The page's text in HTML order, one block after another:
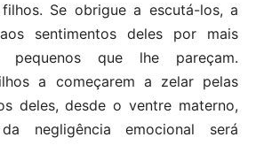
Se obrigue a escutá-los, a
sentimentos deles por mais
pequenos que lhe pareçam.
a começarem a zelar pelas
deles, desde o ventre materno,
negligência emocional será